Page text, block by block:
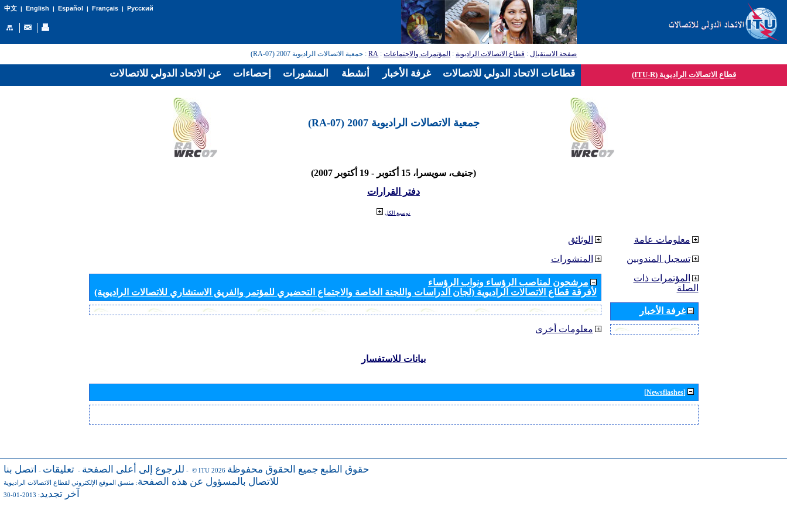
中文| English | Español | Français| Русский
صفحة الاستقبال: قطاع الاتصالات الراديوية: المؤتمرات والاجتماعات:
RA: جمعية الاتصالات الراديوية 2007 (RA-07)
قطاع الاتصالات الراديوية (ITU-R)
جمعية الاتصالات الراديوية 2007 (RA-07)
(جنيف، سويسرا، 15 أكتوبر - 19 أكتوبر 2007)
دفتر القرارات
توسيع الكل
الوثائق
المنشورات
مرشحون لمناصب الرؤساء ونواب الرؤساء
لأفرقة قطاع الاتصالات الراديوية (لجان الدراسات واللجنة الخاصة والاجتماع التحضيري للمؤتمر والفريق الاستشاري للاتصالات الراديوية)
معلومات أخرى
معلومات عامة
تسجيل المندوبين
المؤتمرات ذات
الصلة
غرفة الأخبار
بيانات للاستفسار
[Newsflashes]
للرجوع إلى أعلى الصفحة - تعليقات - اتصل بنا - © ITU 2026 حقوق الطبع جميع الحقوق محفوظة
للاتصال بالمسؤول عن هذه الصفحة: منسق الموقع الإلكتروني لقطاع الاتصالات الراديوية
آخر تجديد: 2013-01-30
عن الاتحاد الدولي للاتصالات إحصاءات المنشورات أنشطة غرفة الأخبار قطاعات الاتحاد الدولي للاتصالات